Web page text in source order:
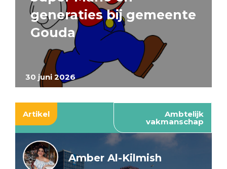
30 juni 2026
generaties bij gemeente
Gouda
Artikel Ambtelijk
vakmanschap
Amber Al-Kilmish